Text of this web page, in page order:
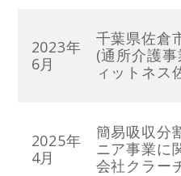
2023年
6月
千葉県佐倉
(通所介護
ィットネス
2025年
4月
簡易吸収分
ニア事業に
会社クラー